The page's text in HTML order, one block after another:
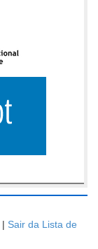
| Sair da Lista de